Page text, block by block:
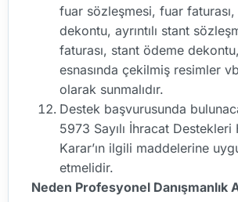
fuar sözleşmesi, fuar
dekontu, ayrıntılı stant
faturası, stant ödeme
esnasında çekilmiş resimler
olarak sunmalıdır.
Destek başvurusunda
5973 Sayılı İhracat Destekleri
Karar’ın ilgili maddelerine
etmelidir.
Neden Profesyonel Danışmanlık